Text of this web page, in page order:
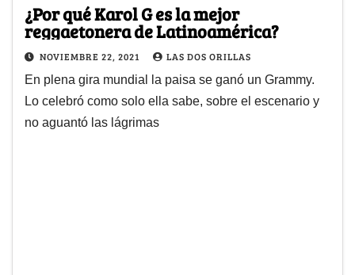
¿Por qué Karol G es la mejor
reggaetonera de Latinoamérica?
NOVIEMBRE 22, 2021 LAS DOS ORILLAS
En plena gira mundial la paisa se ganó un Grammy.
Lo celebró como solo ella sabe, sobre el escenario y
no aguantó las lágrimas